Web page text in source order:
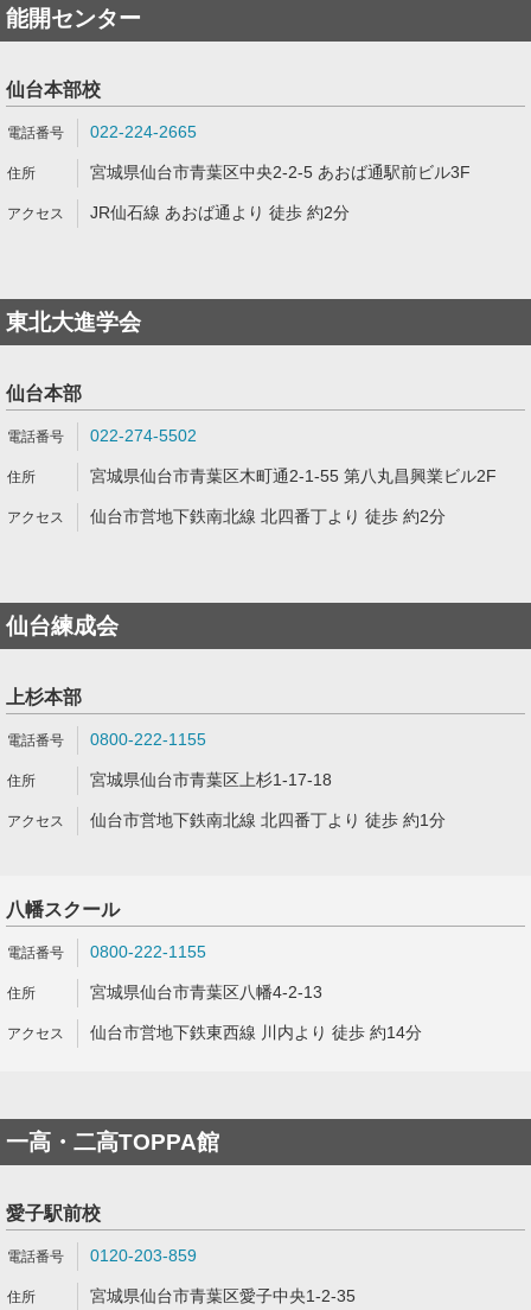
能開センター
仙台本部校
022-224-2665
宮城県仙台市青葉区中央2-2-5 あおば通駅前ビル3F
JR仙石線 あおば通より 徒歩 約2分
東北大進学会
仙台本部
022-274-5502
宮城県仙台市青葉区木町通2-1-55 第八丸昌興業ビル2F
仙台市営地下鉄南北線 北四番丁より 徒歩 約2分
仙台練成会
上杉本部
0800-222-1155
宮城県仙台市青葉区上杉1-17-18
仙台市営地下鉄南北線 北四番丁より 徒歩 約1分
八幡スクール
0800-222-1155
宮城県仙台市青葉区八幡4-2-13
仙台市営地下鉄東西線 川内より 徒歩 約14分
一高・二高TOPPA館
愛子駅前校
0120-203-859
宮城県仙台市青葉区愛子中央1-2-35